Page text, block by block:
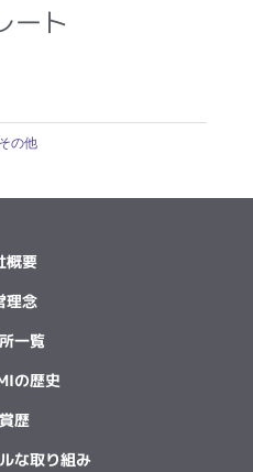
ート
その他
概要
理念
一覧
の歴史
歴
な取り組み